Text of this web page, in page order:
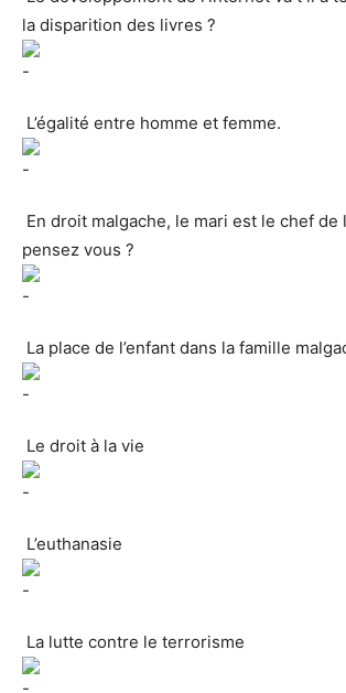
la disparition des livres ?
L’égalité entre homme et femme.
En droit malgache, le mari est le chef de
pensez vous ?
La place de l’enfant dans la famille
Le droit à la vie
L’euthanasie
La lutte contre le terrorisme